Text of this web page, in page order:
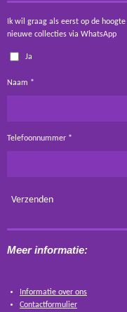
Ik wil graag als eerst op de
nieuwe collecties via WhatsApp
Ja
Naam *
Telefoonnummer *
Verzenden
Meer informatie:
Informatie over ons
Contactformulier